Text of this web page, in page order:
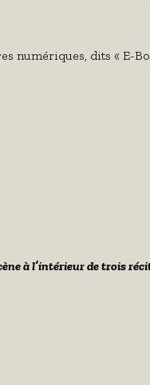
numériques, dits « E-
à l’intérieur de trois